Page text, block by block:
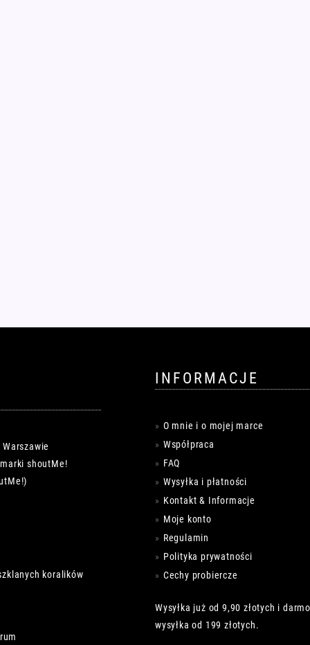
shoutMe!
koralików
INFORMACJE
O mnie i o mojej marce
Współpraca
FAQ
Wysyłka i płatności
Kontakt & Informacje
Moje konto
Regulamin
Polityka prywatności
Cechy probiercze
Wysyłka już od 9,90 złotych i
wysyłka od 199 złotych.